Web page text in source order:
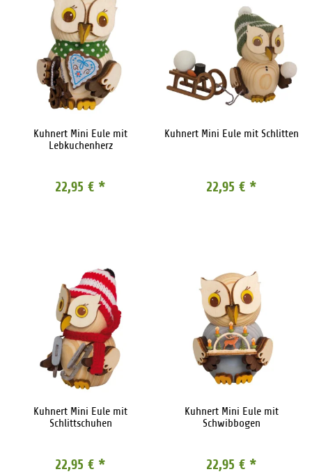
Kuhnert Mini Eule mit
Lebkuchenherz
22,95 € *
Kuhnert Mini Eule mit Schlitten
22,95 € *
Kuhnert Mini Eule mit
Schlittschuhen
22,95 € *
Kuhnert Mini Eule mit
Schwibbogen
22,95 € *